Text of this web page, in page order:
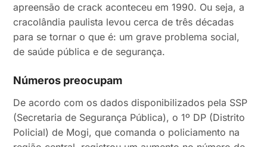
apreensão de crack aconteceu em 1990. Ou seja, a
cracolândia paulista levou cerca de três décadas
para se tornar o que é: um grave problema social,
de saúde pública e de segurança.
Números preocupam
De acordo com os dados disponibilizados pela SSP
(Secretaria de Segurança Pública), o 1º DP (Distrito
Policial) de Mogi, que comanda o policiamento na